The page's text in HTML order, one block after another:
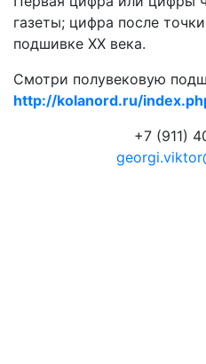
газеты; цифра после
подшивке ХХ века.
Смотри полувековую
http://kolanord.ru/
+7 (911)